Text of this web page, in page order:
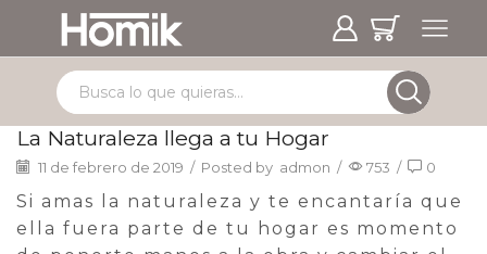
La Naturaleza llega a tu Hogar
11 de febrero de 2019 / Posted by admon / 753 / 0
Si amas la naturaleza y te encantaría que
ella fuera parte de tu hogar es momento